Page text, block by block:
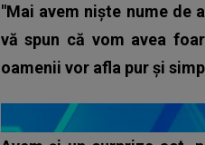
"Mai avem niște nume de
vă spun că vom avea
oamenii vor afla pur și